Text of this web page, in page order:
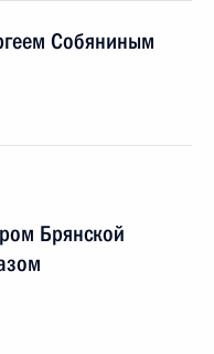
Собяниным
Брянской